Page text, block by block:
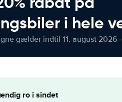
i hele
gælder indtil 11. august 2026
ro i sindet